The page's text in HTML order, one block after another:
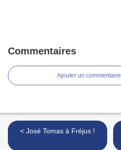
Commentaires
Ajouter un commentaire
< José Tomas à Fréjus !